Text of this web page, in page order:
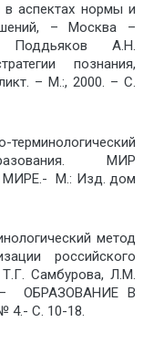
аспектах нормы и
– Москва –
А.Н.
познания,
– М.:, 2000. – С.
МИР
М.: Изд. дом
метод
российского
Самбурова, Л.М.
ОБРАЗОВАНИЕ В
C. 10-18.